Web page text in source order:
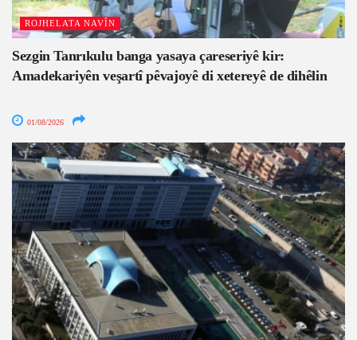
ROJHELATA NAVÎN
Sezgin Tanrıkulu banga yasaya çareseriyê kir:
Amadekariyên veşartî pêvajoyê di xetereyê de dihêlin
01/08/2026